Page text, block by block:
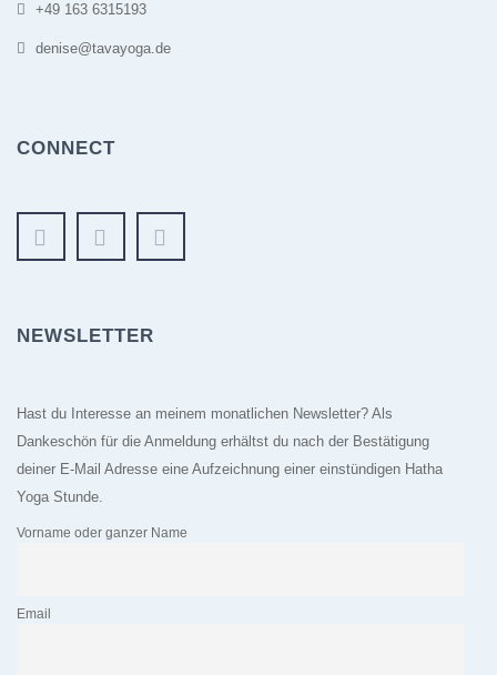
+49 163 6315193
denise@tavayoga.de
CONNECT
NEWSLETTER
Hast du Interesse an meinem monatlichen Newsletter? Als
Dankeschön für die Anmeldung erhältst du nach der Bestätigung
deiner E-Mail Adresse eine Aufzeichnung einer einstündigen Hatha
Yoga Stunde.
Vorname oder ganzer Name
Email